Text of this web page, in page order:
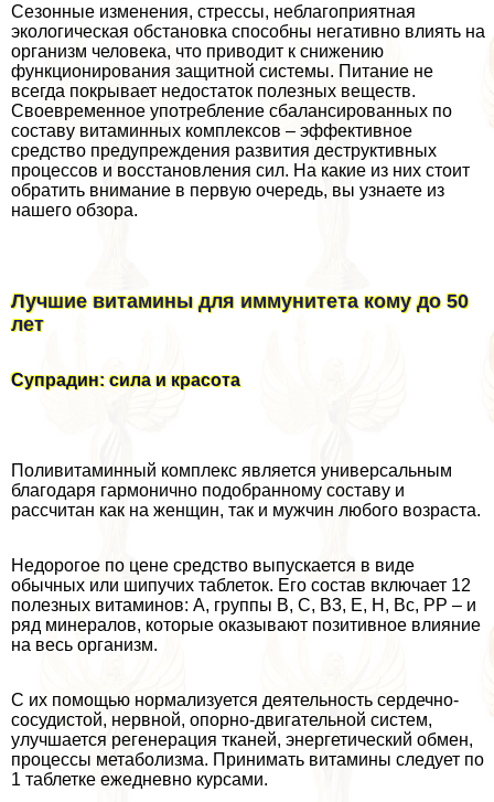
Сезонные изменения, стрессы, нeблагоприятная
экологическая обстановка способны негативно влиять на
организм человека, что приводит к снижению
функционирования защитной системы. Питание не
всегда покрывает недостаток полезных веществ.
Своевременное употрeбление сбалансированных по
составу витаминных комплексов – эффективное
средство предупреждения развития деструктивных
процессов и восстановления сил. На какие из них стоит
обратить внимание в первую очередь, вы узнаете из
нашего обзора.
Лучшие витамины для иммунитета кому до 50
лет
Супрадин: сила и красота
Поливитаминный комплекс является универсальным
благодаря гармонично подобранному составу и
рассчитан как на женщин, так и мужчин любого возраста.
Недорогое по цене средство выпускается в виде
обычных или шипучих таблеток. Его состав включает 12
полезных витаминов: А, группы В, С, В3, Е, Н, Вс, РР – и
ряд минералов, которые оказывают позитивное влияние
на весь организм.
С их помощью нормализуется деятельность сердечно-
сосудистой, нервной, опopно-двигательной систем,
улучшается регенерация тканей, энергетический обмен,
процессы метаболизма. Принимать витамины следует по
1 таблетке ежедневно курсами.